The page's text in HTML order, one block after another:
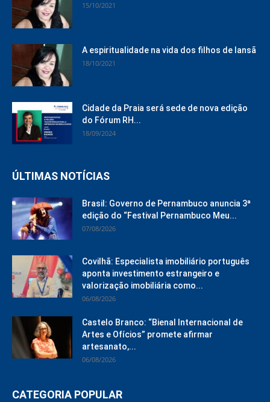
15/10/2021
A espiritualidade na vida dos filhos de Iansã
18/10/2021
Cidade da Praia será sede de nova edição
do Fórum RH...
18/09/2024
ÚLTIMAS NOTÍCIAS
Brasil: Governo de Pernambuco anuncia 3ª
edição do “Festival Pernambuco Meu...
07/08/2026
Covilhã: Especialista imobiliário português
aponta investimento estrangeiro e
valorização imobiliária como...
06/08/2026
Castelo Branco: “Bienal Internacional de
Artes e Ofícios” promete afirmar
artesanato,...
06/08/2026
CATEGORIA POPULAR